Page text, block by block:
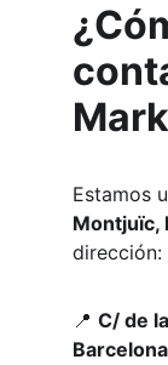
Estamos
Montjuïc,
dirección:
📍 C/ de
Barcelona